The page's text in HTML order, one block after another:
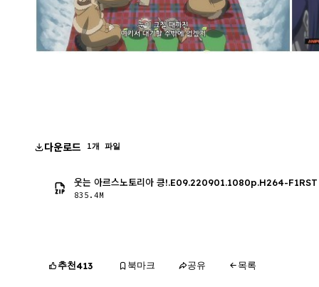
다운로드 1개 파일
웃는 아르스노토리아 킁!.E09.220901.1080p.H264-F1RST
835.4M
추천413 북마크 공유 목록